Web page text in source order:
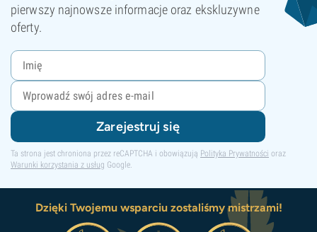
pierwszy najnowsze informacje oraz ekskluzywne
oferty.
Zarejestruj się
Ta strona jest chroniona przez reCAPTCHA i obowiązują Polityka Prywatności oraz
Warunki korzystania z usług Google.
Dzięki Twojemu wsparciu zostaliśmy mistrzami!